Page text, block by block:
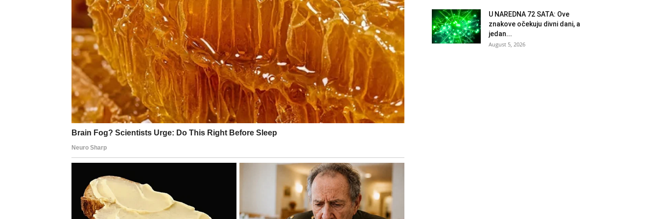
RAK
Ciganska karta dana: KUĆA
Karta Kuća donosi fokus na porodicu, korene i emocionalnu sigurnost. Danas se budi potreba da
se povučeš u svoj svet, da se zaštitiš od spoljašnjih uticaja i pronađeš mir. Moguće je razrešenje
porodične situacije ili razgovor koji donosi olakšanje.
Ovo je dan kada shvataš da prava snaga nije u bežanju, već u stvaranju prostora gde se osećaš
LAV
Ciganska karta dana: SUNCE
U NAREDNA 72 SATA: Ove
znakove očekuju divni dani, a
jedan...
August 5, 2026